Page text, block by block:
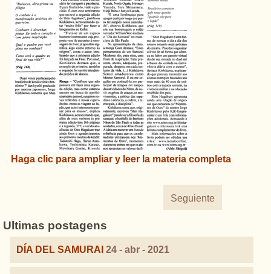
Haga clic para ampliar y leer la materia completa
Seguiente
Ultimas postagens
DÍA DEL SAMURAI 24 - abr - 2021